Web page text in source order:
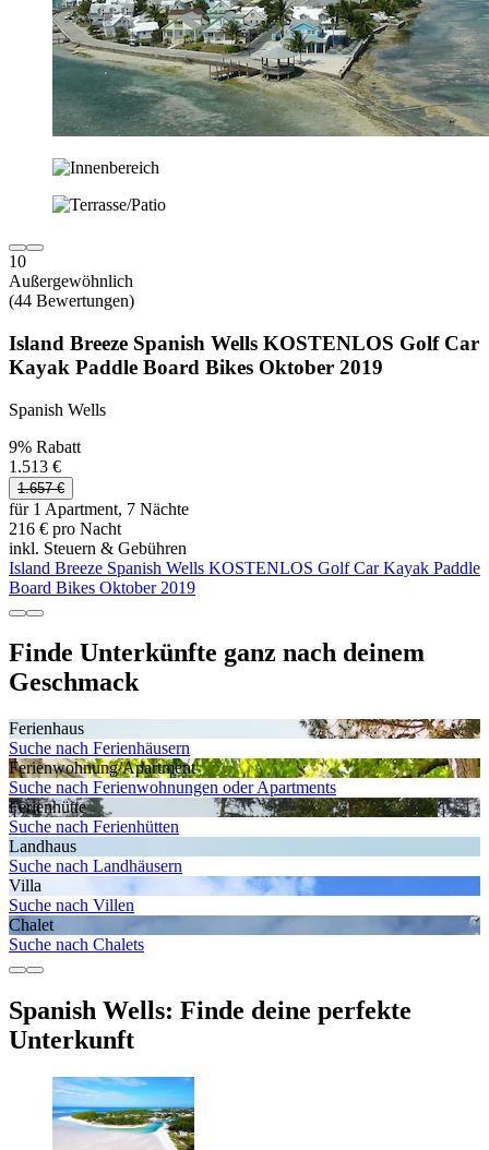
10
Außergewöhnlich
(44 Bewertungen)
Island Breeze Spanish Wells KOSTENLOS Golf Car
Kayak Paddle Board Bikes Oktober 2019
Spanish Wells
9% Rabatt
1.513 €
1.657 €
für 1 Apartment, 7 Nächte
216 € pro Nacht
inkl. Steuern & Gebühren
Island Breeze Spanish Wells KOSTENLOS Golf Car Kayak Paddle
Board Bikes Oktober 2019
Finde Unterkünfte ganz nach deinem
Geschmack
Ferienhaus
Suche nach Ferienhäusern
Ferienwohnung/Apartment
Suche nach Ferienwohnungen oder Apartments
Ferienhütte
Suche nach Ferienhütten
Landhaus
Suche nach Landhäusern
Villa
Suche nach Villen
Chalet
Suche nach Chalets
Spanish Wells: Finde deine perfekte
Unterkunft